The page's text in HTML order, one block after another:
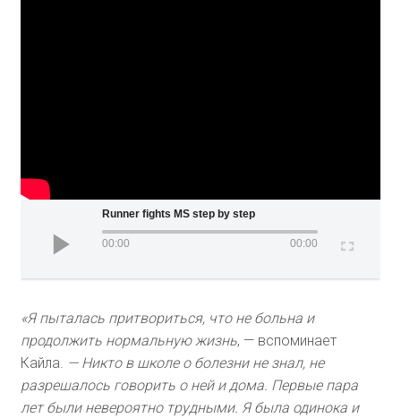
Runner fights MS step by step
00:00 00:00
«Я пыталась притвориться, что не больна и
продолжить нормальную жизнь, — вспоминает
Кайла. — Никто в школе о болезни не знал, не
разрешалось говорить о ней и дома. Первые пара
лет были невероятно трудными. Я была одинока и